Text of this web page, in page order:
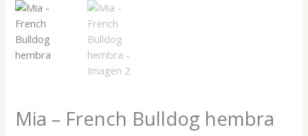
Mia – French Bulldog hembra